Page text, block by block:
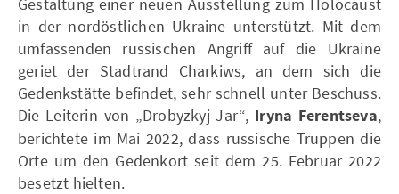
in der nordöstlichen Ukraine unterstützt. Mit dem
umfassenden russischen Angriff auf die Ukraine
geriet der Stadtrand Charkiws, an dem sich die
Gedenkstätte befindet, sehr schnell unter Beschuss.
Die Leiterin von „Drobyzkyj Jar“, Iryna Ferentseva,
berichtete im Mai 2022, dass russische Truppen die
Orte um den Gedenkort seit dem 25. Februar 2022
besetzt hielten.